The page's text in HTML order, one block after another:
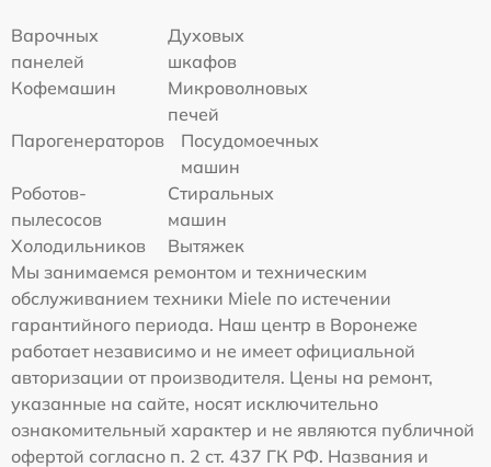
Варочных
панелей
Духовых
шкафов
Кофемашин
Микроволновых
печей
Парогенераторов
Посудомоечных
машин
Роботов-
пылесосов
Стиральных
машин
Холодильников
Вытяжек
Мы занимаемся ремонтом и техническим
обслуживанием техники Miele по истечении
гарантийного периода. Наш центр в Воронеже
работает независимо и не имеет официальной
авторизации от производителя. Цены на ремонт,
указанные на сайте, носят исключительно
ознакомительный характер и не являются публичной
офертой согласно п. 2 ст. 437 ГК РФ. Названия и